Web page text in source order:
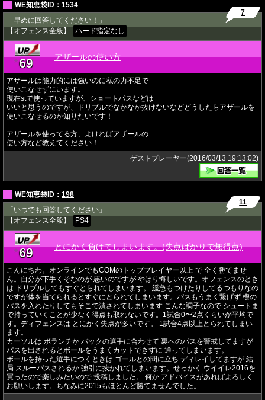
WE知恵袋ID： 1534
「早めに回答してください！」
【オフェンス全般】
ハード指定なし
7
★69 アザールの使い方
アザールは能力的には強いのに私の力不足で
使いこなせずにいます。
現在stで使っていますが、ショートパスなどは
いいと思うのですが、ドリブルでなかなか抜けないなどどうしたらアザールを
使いこなせるのか知りたいです！
アザールを使ってる方、よければアザールの
使い方など教えてください！
ゲストプレーヤー(2016/03/13 19:13:02)
WE知恵袋ID： 198
「いつでも回答してください」
【オフェンス全般】
PS4
11
★69 とにかく負けてしまいます。(失点ばかりで無得点)
こんにちわ。オンラインでもCOMのトッププレイヤー以上 で 全く勝てませ
ん。自分が下手くそなのが 悪いのですが やはり悔しいです。オフェンスのとき
は ドリブルしてもすぐとられてしまいます。 緩急もつけたりしてるつもりなの
ですが体を当てられるとすぐにとられてしまいます。パスもうまく繋げず 楔の
パスを入れたりしてもそこで潰されてしまいます こんな調子なので シュートま
で持っていくことが少なく得点も取れないです。1試合0〜2点くらいが平均で
す。ディフェンスは とにかく失点が多いです。 1試合4点以上とられてしまい
ます。
カーソルは ボランチか バックの選手に合わせて 裏へのパスを警戒してますが
パスを出されるとボールをうまくカットできずに 通ってしまいます。
ボールを持った選手につくときは ゴールとの間に立ち ディレイしてますが 結
局 スルーパスされるか 強引に抜かれてしまいます。せっかく ウイイレ2016を
買ったので楽しみたいので 投稿しました。 何か アドバイスがあればよろしく
お願いします。ちなみに2015もほとんど勝てませんでした。